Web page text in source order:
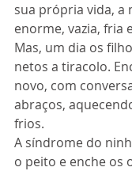
sua própria vida, a
enorme, vazia, fria
Mas, um dia os
netos a tiracolo.
novo, com
abraços,
frios.
A síndrome do
o peito e enche os